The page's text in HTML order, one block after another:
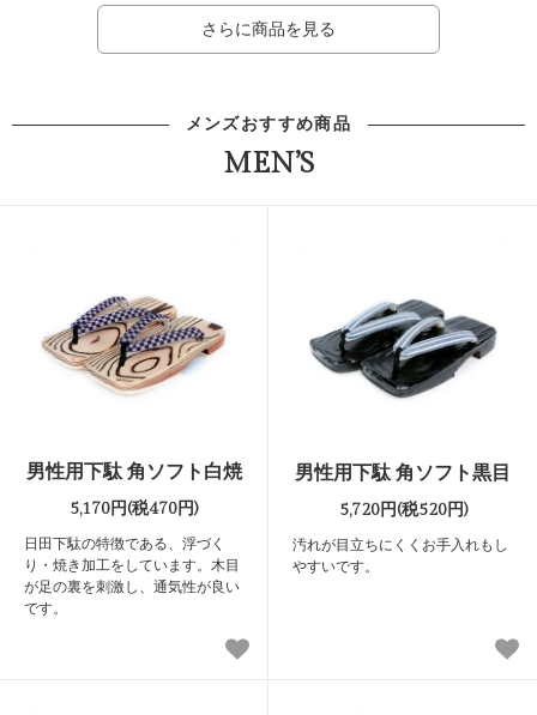
さらに商品を見る
メンズおすすめ商品
MEN’S
男性用下駄 角ソフト白焼
5,170円(税470円)
日田下駄の特徴である、浮づく
り・焼き加工をしています。木目
が足の裏を刺激し、通気性が良い
です。
男性用下駄 角ソフト黒目
5,720円(税520円)
汚れが目立ちにくくお手入れもし
やすいです。